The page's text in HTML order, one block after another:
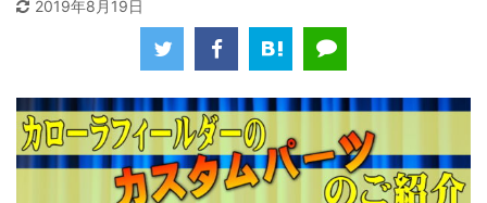
2019年8月19日